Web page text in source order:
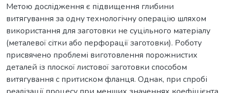
Метою дослідження є підвищення глибини
витягування за одну технологічну операцію шляхом
використання для заготовки не суцільного матеріалу
(металевої сітки або перфорації заготовки). Роботу
присвячено проблемі виготовлення порожнистих
деталей із плоскої листової заготовки способом
витягування с притиском фланця. Однак, при спробі